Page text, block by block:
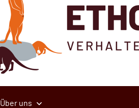
Über uns